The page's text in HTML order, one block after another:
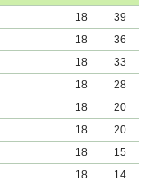
18
39
18
36
18
33
18
28
18
20
18
20
18
15
18
14